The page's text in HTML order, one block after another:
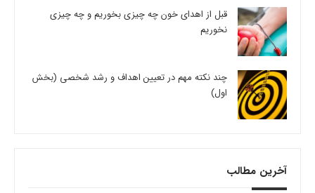
قبل از اهدای خون چه چیزی بخوریم و چه چیزی
نخوریم
چند نکته مهم در تعیین اهداف و رشد شخصی (بخش
اول)
آخرین مطالب